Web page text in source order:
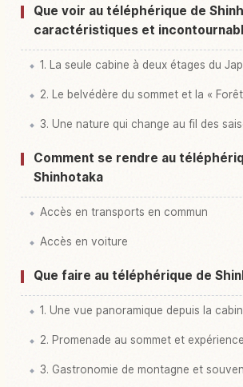
Que voir au téléphérique de
caractéristiques et
1. La seule cabine à deux étages du
2. Le belvédère du sommet et la «
3. Une nature qui change au fil des
Comment se rendre au
Shinhotaka
Accès en transports en commun
Accès en voiture
Que faire au téléphérique de
1. Une vue panoramique depuis la
2. Promenade au sommet et
3. Gastronomie de montagne et